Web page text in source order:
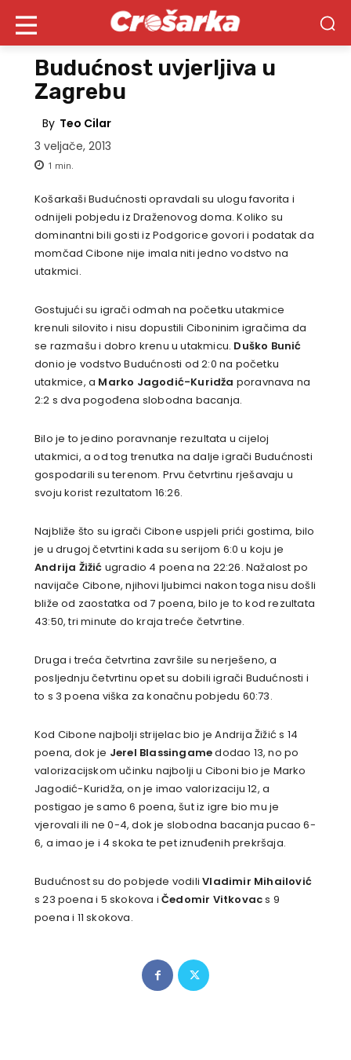
Budućnost uvjerljiva u
Zagrebu
By Teo Cilar
3 veljače, 2013
1 min.
Košarkaši Budućnosti opravdali su ulogu favorita i
odnijeli pobjedu iz Draženovog doma. Koliko su
dominantni bili gosti iz Podgorice govori i podatak da
momčad Cibone nije imala niti jedno vodstvo na
utakmici.
Gostujući su igrači odmah na početku utakmice
krenuli silovito i nisu dopustili Ciboninim igračima da
se razmašu i dobro krenu u utakmicu. Duško Bunić
donio je vodstvo Budućnosti od 2:0 na početku
utakmice, a Marko Jagodić-Kuridža poravnava na
2:2 s dva pogođena slobodna bacanja.
Bilo je to jedino poravnanje rezultata u cijeloj
utakmici, a od tog trenutka na dalje igrači Budućnosti
gospodarili su terenom. Prvu četvrtinu rješavaju u
svoju korist rezultatom 16:26.
Najbliže što su igrači Cibone uspjeli prići gostima, bilo
je u drugoj četvrtini kada su serijom 6:0 u koju je
Andrija Žižić ugradio 4 poena na 22:26. Nažalost po
navijače Cibone, njihovi ljubimci nakon toga nisu došli
bliže od zaostatka od 7 poena, bilo je to kod rezultata
43:50, tri minute do kraja treće četvrtine.
Druga i treća četvrtina završile su nerješeno, a
posljednju četvrtinu opet su dobili igrači Budućnosti i
to s 3 poena viška za konačnu pobjedu 60:73.
Kod Cibone najbolji strijelac bio je Andrija Žižić s 14
poena, dok je Jerel Blassingamedodao 13, no po
valorizacijskom učinku najbolji u Ciboni bio je Marko
Jagodić-Kuridža, on je imao valorizaciju 12, a
postigao je samo 6 poena, šut iz igre bio mu je
vjerovali ili ne 0-4, dok je slobodna bacanja pucao 6-
6, a imao je i 4 skoka te pet iznuđenih prekršaja.
Budućnost su do pobjede vodiliVladimir Mihailović
s 23 poena i 5 skokova i Čedomir Vitkovacs 9
poena i 11 skokova.